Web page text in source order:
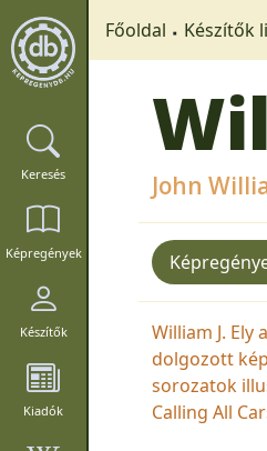
Keresés
Képregények
Készítők
Kiadók
Főoldal Készítők
John
William J.
dolgozott
sorozatok
Calling All